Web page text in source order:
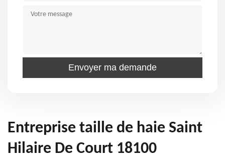
Entreprise taille de haie Saint
Hilaire De Court 18100